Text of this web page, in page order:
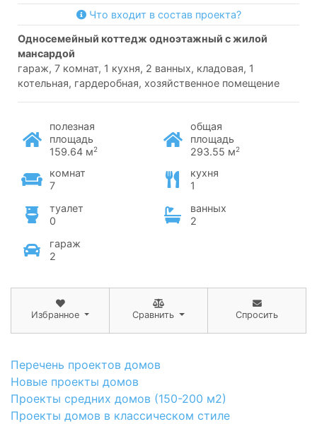
Что входит в состав проекта?
односемейный коттедж одноэтажный с жилой
мансардой
гараж, 7 комнат, 1 кухня, 2 ванных, кладовая, 1
котельная, гардеробная, хозяйственное помещение
полезная
площадь
159.64 м2
общая
площадь
293.55 м2
комнат
7
кухня
1
туалет
0
ванных
2
гараж
2
Избранное Сравнить Спросить
Перечень проектов домов
Новые проекты домов
Проекты средних домов (150-200 м2)
Проекты домов в классическом стиле